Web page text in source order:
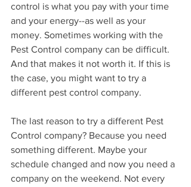
control is what you pay with your time
and your energy--as well as your
money. Sometimes working with the
Pest Control company can be difficult.
And that makes it not worth it. If this is
the case, you might want to try a
different pest control company.
The last reason to try a different Pest
Control company? Because you need
something different. Maybe your
schedule changed and now you need a
company on the weekend. Not every